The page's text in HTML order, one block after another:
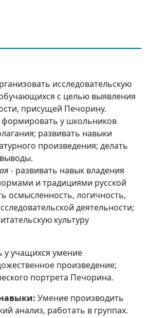
исследовательскую
с целью выявления
присущей Печорину.
формировать у школьников
развивать навыки
произведения; делать
- развивать навык владения
и традициями русской
осмысленность, логичность,
деятельности;
культуру
у учащихся умение
произведение;
портрета Печорина.
Умение производить
анализ, работать в группах.